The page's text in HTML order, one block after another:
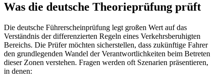
Was die deutsche Theorieprüfung prüft
Die deutsche Führerscheinprüfung legt großen Wert auf das
Verständnis der differenzierten Regeln eines Verkehrsberuhigten
Bereichs. Die Prüfer möchten sicherstellen, dass zukünftige Fahrer
den grundlegenden Wandel der Verantwortlichkeiten beim Betreten
dieser Zonen verstehen. Fragen werden oft Szenarien präsentieren,
in denen: